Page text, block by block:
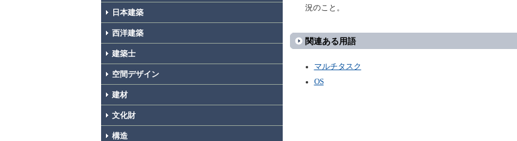
日本建築
西洋建築
建築士
空間デザイン
建材
文化財
構造
況のこと。
関連ある用語
マルチタスク
OS